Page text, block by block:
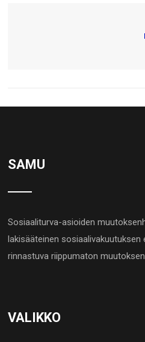
SAMU
Sosiaaliturva-asioiden
lakisääteinen
rinnastuva riippumaton
VALIKKO